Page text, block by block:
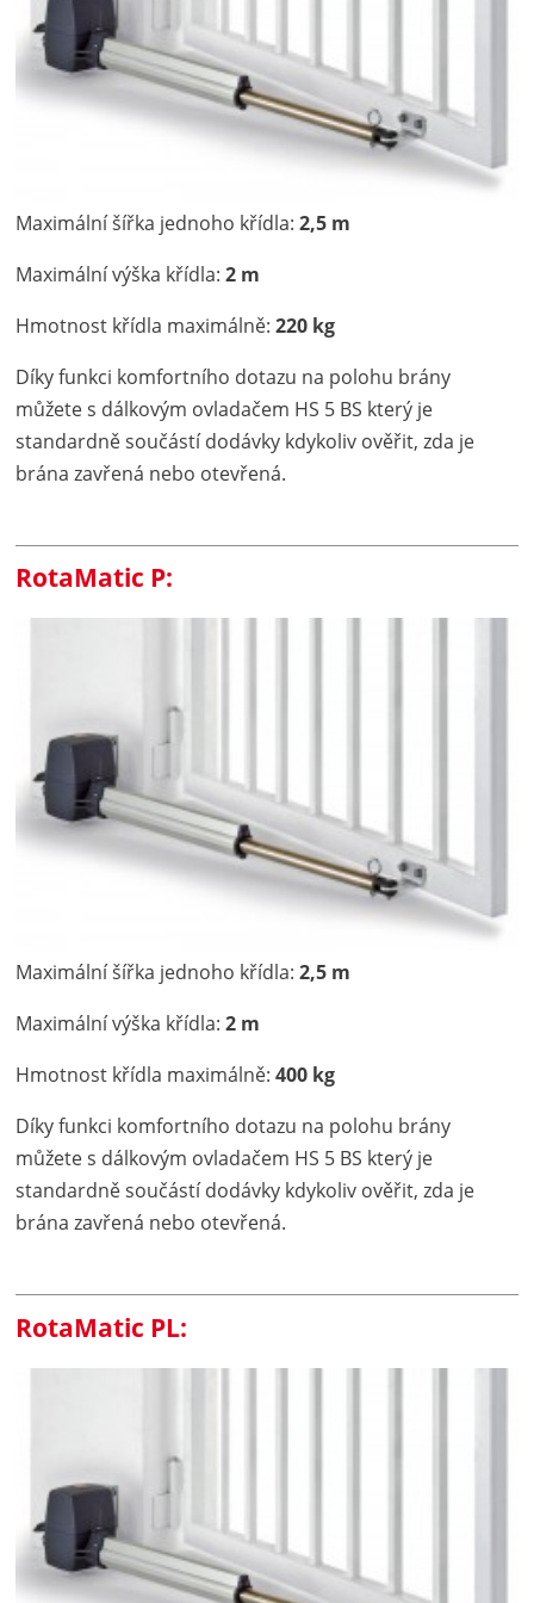
Maximální šířka jednoho křídla:2,5 m
Maximální výška křídla:2 m
Hmotnost křídla maximálně:220 kg
Díky funkci komfortního dotazu na polohu brány
můžete s dálkovým ovladačem HS 5 BS který je
standardně součástí dodávky kdykoliv ověřit, zda je
brána zavřená nebo otevřená.
RotaMatic P:
Maximální šířka jednoho křídla:2,5 m
Maximální výška křídla:2 m
Hmotnost křídla maximálně:400 kg
Díky funkci komfortního dotazu na polohu brány
můžete s dálkovým ovladačem HS 5 BS který je
standardně součástí dodávky kdykoliv ověřit, zda je
brána zavřená nebo otevřená.
RotaMatic PL: